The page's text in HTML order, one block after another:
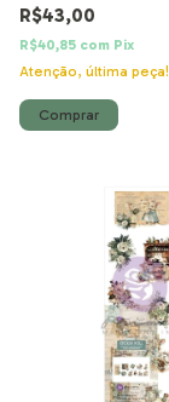
R$43,00
R$40,85 com Pix
Atenção, última peça!